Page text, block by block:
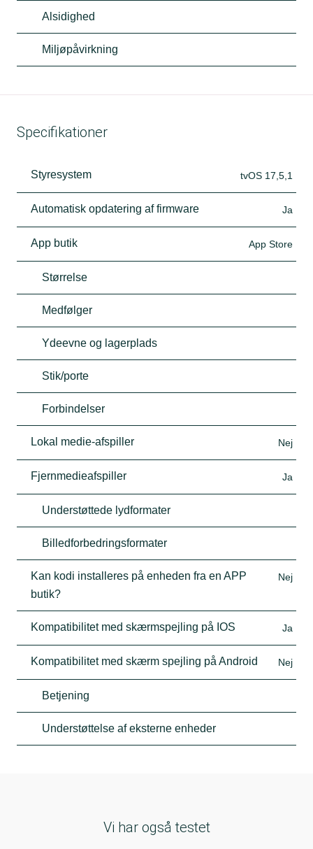
Alsidighed
Miljøpåvirkning
Specifikationer
Styresystem tvOS 17,5,1
Automatisk opdatering af firmware Ja
App butik App Store
Størrelse
Medfølger
Ydeevne og lagerplads
Stik/porte
Forbindelser
Lokal medie-afspiller Nej
Fjernmedieafspiller Ja
Understøttede lydformater
Billedforbedringsformater
Kan kodi installeres på enheden fra en APP
butik?
Nej
Kompatibilitet med skærmspejling på IOS Ja
Kompatibilitet med skærm spejling på Android Nej
Betjening
Understøttelse af eksterne enheder
Vi har også testet